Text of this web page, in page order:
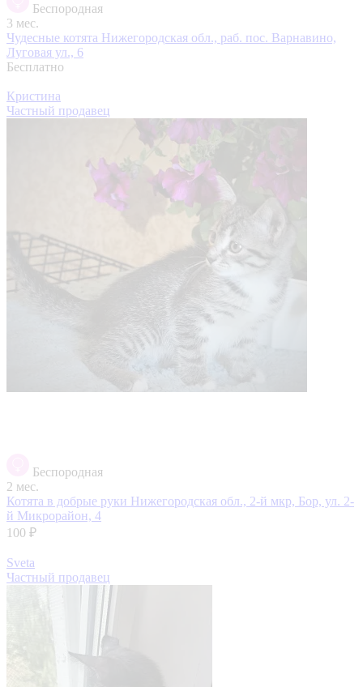
Беспородная
3 мес.
Чудесные котята Нижегородская обл., раб. пос. Варнавино,
Луговая ул., 6
Бесплатно
Кристина
Частный продавец
Беспородная
2 мес.
Котята в добрые руки Нижегородская обл., 2-й мкр, Бор, ул. 2-
й Микрорайон, 4
100 ₽
Sveta
Частный продавец